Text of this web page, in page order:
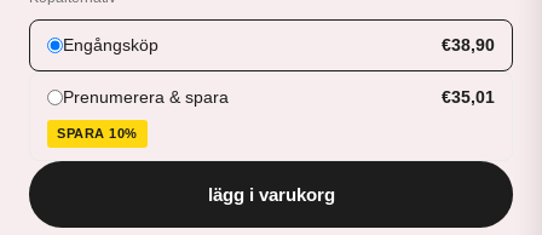
Engångsköp €38,90
Prenumerera & spara €35,01
SPARA 10%
lägg i varukorg